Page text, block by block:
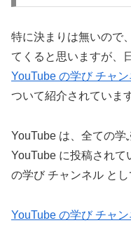
特に決まりは無いので
てくると思いますが、
YouTube の学び チャ
ついて紹介されています
YouTube は、全ての学
YouTube に投稿されて
の学び チャンネル と
YouTube の学び チャ